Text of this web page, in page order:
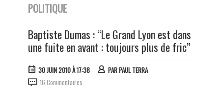
POLITIQUE
Baptiste Dumas : “Le Grand Lyon est dans
une fuite en avant : toujours plus de fric”
30 JUIN 2010 À 17:38 PARPAUL TERRA
16 Commentaires